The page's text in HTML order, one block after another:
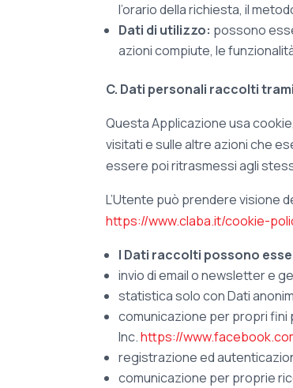
l’orario della richiesta, il
Dati di utilizzo: possono
azioni compiute, le
C. Dati personali raccolti
Questa Applicazione usa
visitati e sulle altre azioni che
essere poi ritrasmessi agli
L’Utente può prendere visione
https://www.claba.it/cookie-
I Dati raccolti possono
invio di email o newsletter e
statistica solo con Dati
comunicazione per propri fini
Inc.https://
registrazione ed
comunicazione per proprie